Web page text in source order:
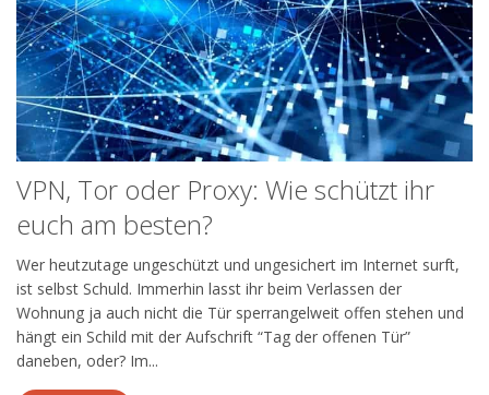
VPN, Tor oder Proxy: Wie schützt ihr
euch am besten?
Wer heutzutage ungeschützt und ungesichert im Internet surft,
ist selbst Schuld. Immerhin lasst ihr beim Verlassen der
Wohnung ja auch nicht die Tür sperrangelweit offen stehen und
hängt ein Schild mit der Aufschrift “Tag der offenen Tür”
daneben, oder? Im...